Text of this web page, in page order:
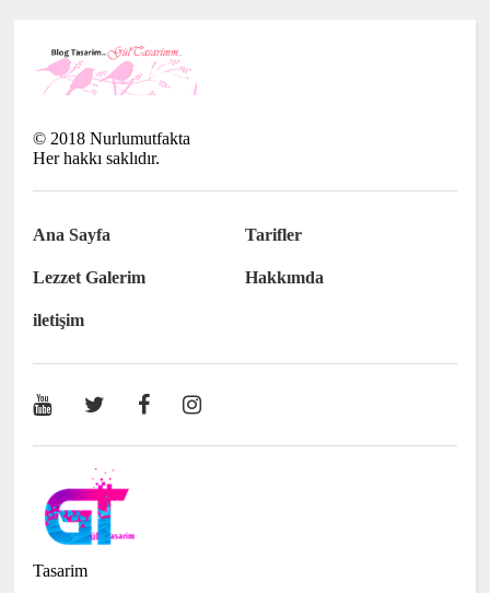
© 2018 Nurlumutfakta
Her hakkı saklıdır.
Ana Sayfa Tarifler
Lezzet Galerim Hakkımda
iletişim
Tasarim